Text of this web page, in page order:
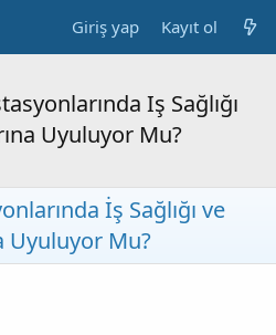
Giriş yap Kayıt ol
Iş Sağlığı
Uyuluyor Mu?
İş Sağlığı ve
Uyuluyor Mu?